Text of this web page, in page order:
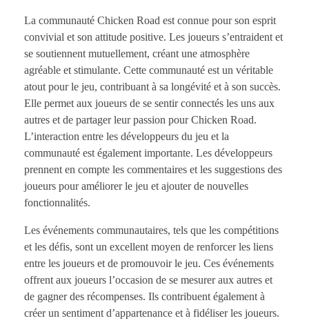
La communauté Chicken Road est connue pour son esprit
convivial et son attitude positive. Les joueurs s’entraident et
se soutiennent mutuellement, créant une atmosphère
agréable et stimulante. Cette communauté est un véritable
atout pour le jeu, contribuant à sa longévité et à son succès.
Elle permet aux joueurs de se sentir connectés les uns aux
autres et de partager leur passion pour Chicken Road.
L’interaction entre les développeurs du jeu et la
communauté est également importante. Les développeurs
prennent en compte les commentaires et les suggestions des
joueurs pour améliorer le jeu et ajouter de nouvelles
fonctionnalités.
Les événements communautaires, tels que les compétitions
et les défis, sont un excellent moyen de renforcer les liens
entre les joueurs et de promouvoir le jeu. Ces événements
offrent aux joueurs l’occasion de se mesurer aux autres et
de gagner des récompenses. Ils contribuent également à
créer un sentiment d’appartenance et à fidéliser les joueurs.